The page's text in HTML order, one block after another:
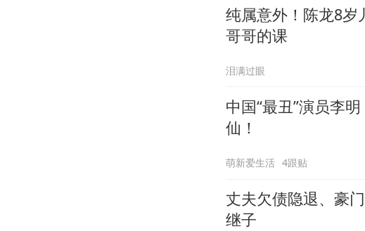
纯属意外！陈龙8岁
哥哥的课
泪满过眼
中国“最丑”演员李
仙！
萌新爱生活 4跟贴
丈夫欠债隐退、豪
继子